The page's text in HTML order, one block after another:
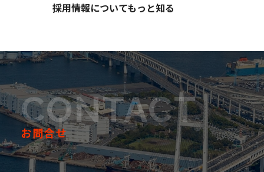
採用情報についてもっと知る
CONTACT
お問合せ